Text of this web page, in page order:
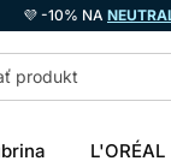
💜 -10% NA
L'ORÉAL